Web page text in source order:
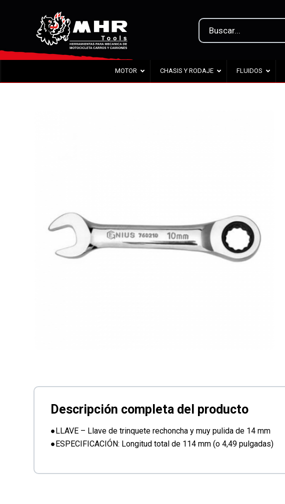
MOTOR CHASIS Y RODAJE FLUIDOS
●LLAVE – Llave de trinquete rechoncha y muy pulida de 14 mm
●ESPECIFICACIÓN: Longitud total de 114 mm (o 4,49 pulgadas)